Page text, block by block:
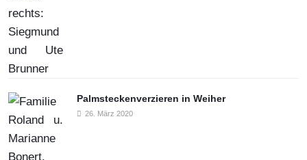
Palmsteckenverzieren in Weiher
26. März 2020